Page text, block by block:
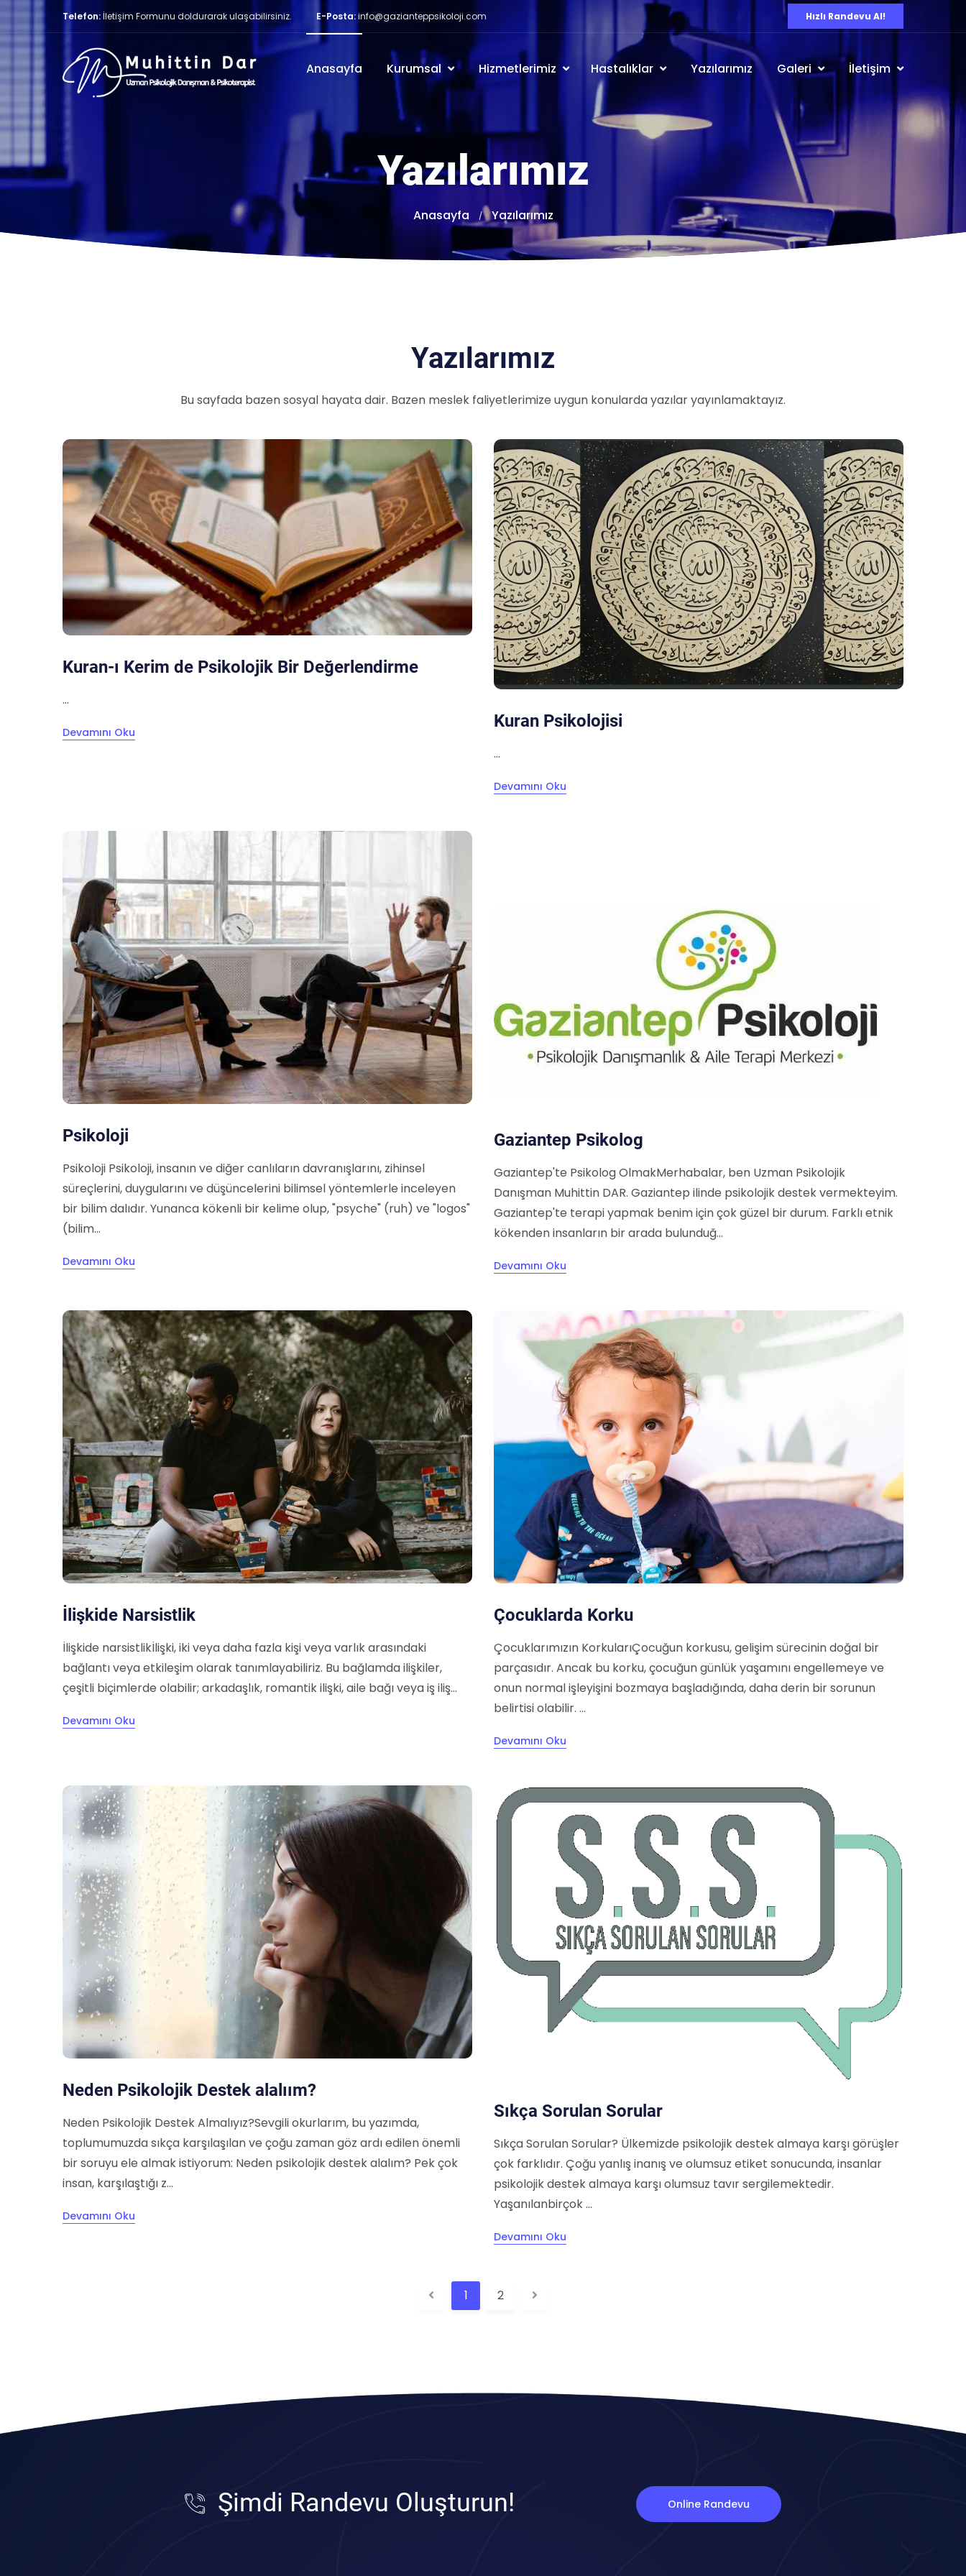
Telefon:İletişim Formunu doldurarak ulaşabilirsiniz. E-Posta:info@gazianteppsikoloji.com Hızlı Randevu Al!
Anasayfa Kurumsal Hizmetlerimiz Hastalıklar Yazılarımız Galeri İletişim
Yazılarımız
Anasayfa Yazılarımız
Yazılarımız
Bu sayfada bazen sosyal hayata dair. Bazen meslek faliyetlerimize uygun konularda yazılar yayınlamaktayız.
Kuran-ı Kerim de Psikolojik Bir Değerlendirme
...
Devamını Oku
Kuran Psikolojisi
...
Devamını Oku
Psikoloji
Psikoloji Psikoloji, insanın ve diğer canlıların davranışlarını, zihinsel
süreçlerini, duygularını ve düşüncelerini bilimsel yöntemlerle inceleyen
bir bilim dalıdır. Yunanca kökenli bir kelime olup, "psyche" (ruh) ve "logos"
(bilim...
Devamını Oku
Gaziantep Psikolog
Gaziantep'te Psikolog OlmakMerhabalar, ben Uzman Psikolojik
Danışman Muhittin DAR. Gaziantep ilinde psikolojik destek vermekteyim.
Gaziantep'te terapi yapmak benim için çok güzel bir durum. Farklı etnik
kökenden insanların bir arada bulunduğ...
Devamını Oku
İlişkide Narsistlik
İlişkide narsistlikİlişki, iki veya daha fazla kişi veya varlık arasındaki
bağlantı veya etkileşim olarak tanımlayabiliriz. Bu bağlamda ilişkiler,
çeşitli biçimlerde olabilir; arkadaşlık, romantik ilişki, aile bağı veya iş iliş...
Devamını Oku
Çocuklarda Korku
Çocuklarımızın KorkularıÇocuğun korkusu, gelişim sürecinin doğal bir
parçasıdır. Ancak bu korku, çocuğun günlük yaşamını engellemeye ve
onun normal işleyişini bozmaya başladığında, daha derin bir sorunun
belirtisi olabilir. ...
Devamını Oku
Neden Psikolojik Destek alalıım?
Neden Psikolojik Destek Almalıyız?Sevgili okurlarım, bu yazımda,
toplumumuzda sıkça karşılaşılan ve çoğu zaman göz ardı edilen önemli
bir soruyu ele almak istiyorum: Neden psikolojik destek alalım? Pek çok
insan, karşılaştığı z...
Devamını Oku
Sıkça Sorulan Sorular
Sıkça Sorulan Sorular? Ülkemizde psikolojik destek almaya karşı görüşler
çok farklıdır. Çoğu yanlış inanış ve olumsuz etiket sonucunda, insanlar
psikolojik destek almaya karşı olumsuz tavır sergilemektedir.
Yaşanılanbirçok ...
Devamını Oku
1 2
Şimdi Randevu Oluşturun! Online Randevu